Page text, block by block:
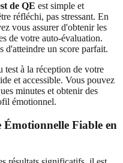
de QE est simple et
réfléchi, pas stressant. En
vous assurer d'obtenir les
de votre auto-évaluation.
d'atteindre un score parfait.
test à la réception de votre
et accessible. Vous pouvez
minutes et obtenir des
émotionnel.
Fiable en